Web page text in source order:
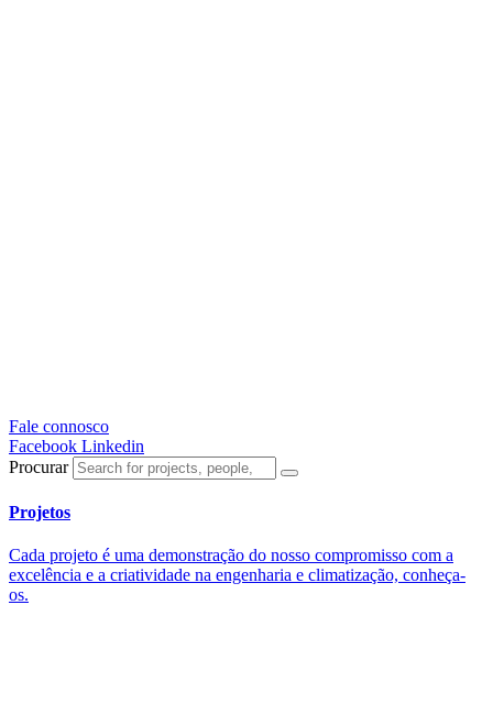
Fale connosco
Facebook Linkedin
Procurar
Projetos
Cada projeto é uma demonstração do nosso compromisso com a
excelência e a criatividade na engenharia e climatização, conheça-
os.